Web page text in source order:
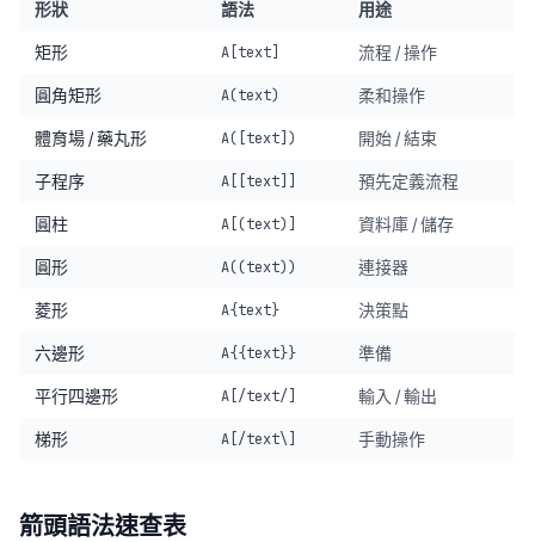
形狀 語法 用途
矩形 A[text] 流程 / 操作
圓角矩形 A(text) 柔和操作
體育場 / 藥丸形 A([text]) 開始 / 結束
子程序 A[[text]] 預先定義流程
圓柱 A[(text)] 資料庫 / 儲存
圓形 A((text)) 連接器
菱形 A{text} 決策點
六邊形 A{{text}} 準備
平行四邊形 A[/text/] 輸入 / 輸出
梯形 A[/text\] 手動操作
箭頭語法速查表